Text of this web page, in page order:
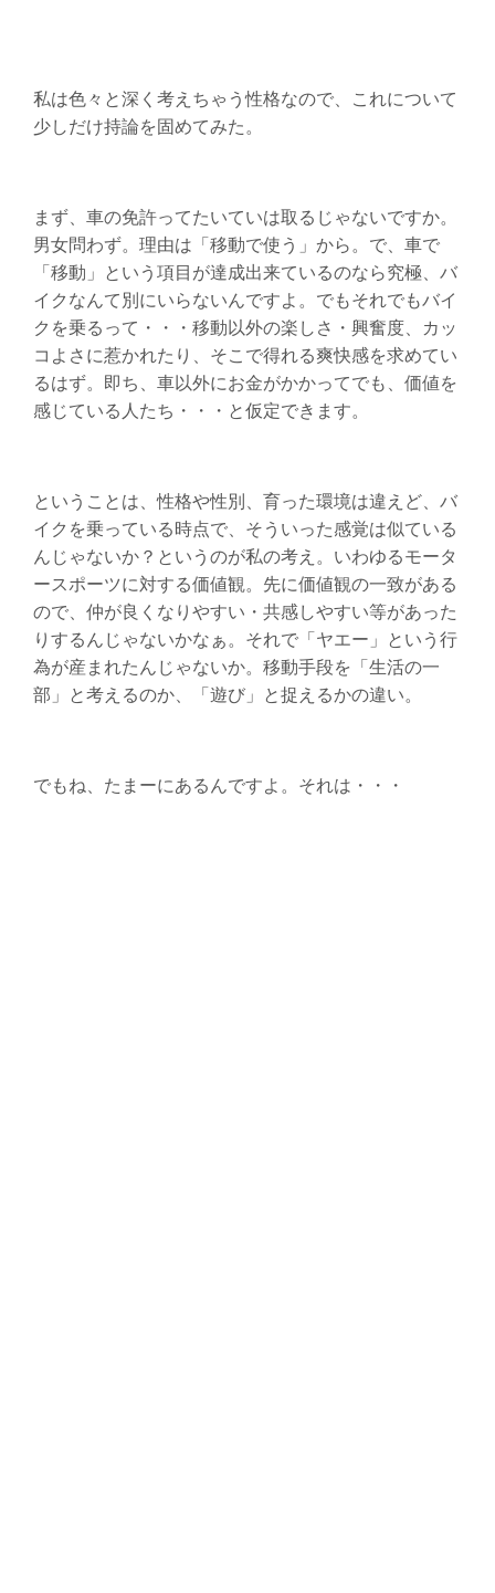
私は色々と深く考えちゃう性格なので、これについて
少しだけ持論を固めてみた。
まず、車の免許ってたいていは取るじゃないですか。
男女問わず。理由は「移動で使う」から。で、車で
「移動」という項目が達成出来ているのなら究極、バ
イクなんて別にいらないんですよ。でもそれでもバイ
クを乗るって・・・移動以外の楽しさ・興奮度、カッ
コよさに惹かれたり、そこで得れる爽快感を求めてい
るはず。即ち、車以外にお金がかかってでも、価値を
感じている人たち・・・と仮定できます。
ということは、性格や性別、育った環境は違えど、バ
イクを乗っている時点で、そういった感覚は似ている
んじゃないか？というのが私の考え。いわゆるモータ
ースポーツに対する価値観。先に価値観の一致がある
ので、仲が良くなりやすい・共感しやすい等があった
りするんじゃないかなぁ。それで「ヤエー」という行
為が産まれたんじゃないか。移動手段を「生活の一
部」と考えるのか、「遊び」と捉えるかの違い。
でもね、たまーにあるんですよ。それは・・・